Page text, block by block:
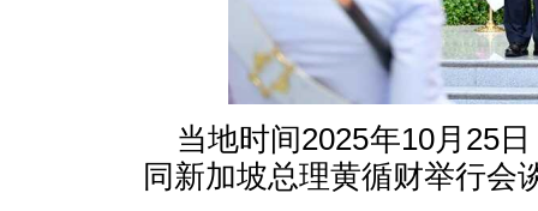
当地时间2025年10月25
同新加坡总理黄循财举行会